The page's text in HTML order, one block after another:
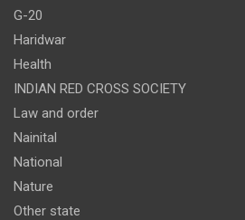
G-20
Haridwar
Health
INDIAN RED CROSS SOCIETY
Law and order
Nainital
National
Nature
Other state